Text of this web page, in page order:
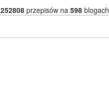
252808przepisów na 598